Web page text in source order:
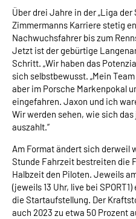
Über drei Jahre in der „Liga
Zimmermanns Karriere stetig
Nachwuchsfahrer bis zum
Jetzt ist der gebürtige
Schritt. „Wir haben das
sich selbstbewusst. „Mein
aber im Porsche Markenpokal
eingefahren. Jaxon und ich
Wir werden sehen, wie sich
auszahlt.“
Am Format ändert sich derweil
Stunde Fahrzeit bestreiten die
Halbzeit den Piloten. Jeweils
(jeweils 13 Uhr, live bei
die Startaufstellung. Der
auch 2023 zu etwa 50 Prozent